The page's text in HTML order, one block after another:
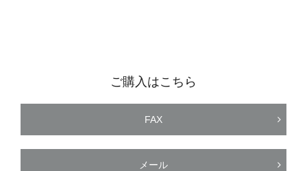
ご購入はこちら
FAX
メール